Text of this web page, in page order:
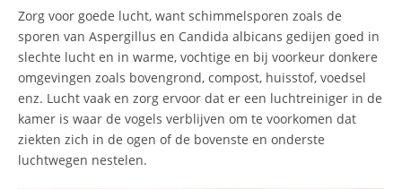
Zorg voor goede lucht, want schimmelsporen zoals de
sporen van Aspergillus en Candida albicans gedijen goed in
slechte lucht en in warme, vochtige en bij voorkeur donkere
omgevingen zoals bovengrond, compost, huisstof, voedsel
enz. Lucht vaak en zorg ervoor dat er een luchtreiniger in de
kamer is waar de vogels verblijven om te voorkomen dat
ziekten zich in de ogen of de bovenste en onderste
luchtwegen nestelen.